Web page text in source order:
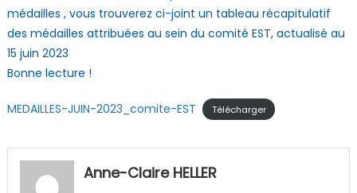
médailles , vous trouverez ci-joint un tableau récapitulatif
des médailles attribuées au sein du comité EST, actualisé au
15 juin 2023
Bonne lecture !
MEDAILLES-JUIN-2023_comite-EST Télécharger
Anne-Claire HELLER